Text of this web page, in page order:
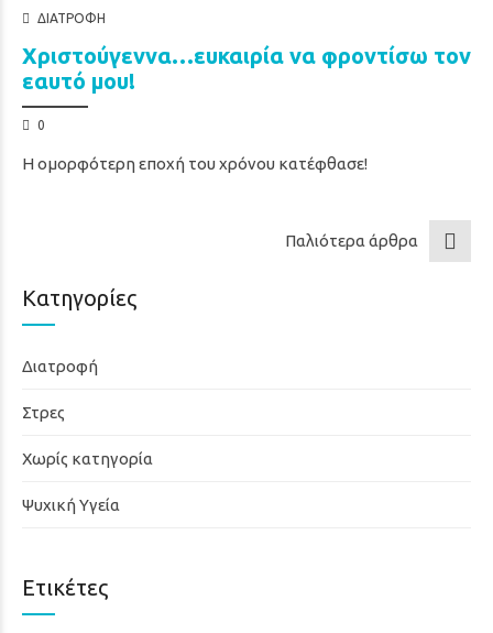
ΔΙΑΤΡΟΦΉ
Χριστούγεννα…ευκαιρία να φροντίσω τον
εαυτό μου!
0
Η ομορφότερη εποχή του χρόνου κατέφθασε!
Παλιότερα άρθρα
Κατηγορίες
Διατροφή
Στρες
Χωρίς κατηγορία
Ψυχική Υγεία
Ετικέτες